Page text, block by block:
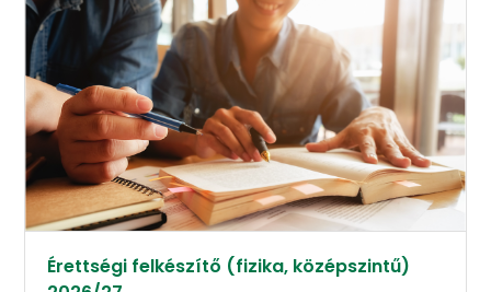
Érettségi felkészítő (fizika, középszintű)